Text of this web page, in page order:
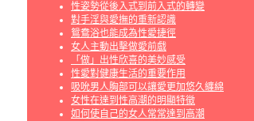
性姿勢從後入式到前入式的轉變
對手淫與愛撫的重新認識
鴛鴦浴也能成為性愛捷徑
女人主動出擊做愛前戲
「做」出性欣喜的美妙感受
性愛對健康生活的重要作用
吸吮男人胸部可以讓愛更加悠久纏綿
女性在達到性高潮的明顯特徵
如何使自己的女人常常達到高潮